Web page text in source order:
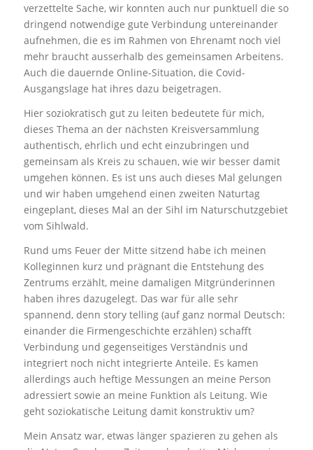
verzettelte Sache, wir konnten auch nur punktuell die so
dringend notwendige gute Verbindung untereinander
aufnehmen, die es im Rahmen von Ehrenamt noch viel
mehr braucht ausserhalb des gemeinsamen Arbeitens.
Auch die dauernde Online-Situation, die Covid-
Ausgangslage hat ihres dazu beigetragen.
Hier soziokratisch gut zu leiten bedeutete für mich,
dieses Thema an der nächsten Kreisversammlung
authentisch, ehrlich und echt einzubringen und
gemeinsam als Kreis zu schauen, wie wir besser damit
umgehen können. Es ist uns auch dieses Mal gelungen
und wir haben umgehend einen zweiten Naturtag
eingeplant, dieses Mal an der Sihl im Naturschutzgebiet
vom Sihlwald.
Rund ums Feuer der Mitte sitzend habe ich meinen
Kolleginnen kurz und prägnant die Entstehung des
Zentrums erzählt, meine damaligen Mitgründerinnen
haben ihres dazugelegt. Das war für alle sehr
spannend, denn story telling (auf ganz normal Deutsch:
einander die Firmengeschichte erzählen) schafft
Verbindung und gegenseitiges Verständnis und
integriert noch nicht integrierte Anteile. Es kamen
allerdings auch heftige Messungen an meine Person
adressiert sowie an meine Funktion als Leitung. Wie
geht soziokatische Leitung damit konstruktiv um?
Mein Ansatz war, etwas länger spazieren zu gehen als